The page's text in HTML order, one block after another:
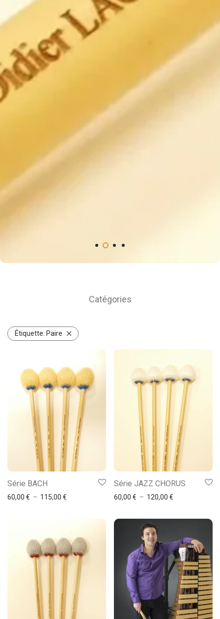
Catégories
Étiquette: Paire
Série BACH
60,00 € – 115,00 €
Série JAZZ CHORUS
60,00 € – 120,00 €